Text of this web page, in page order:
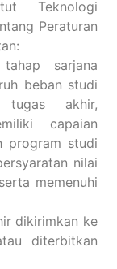
Teknologi
Peraturan
sarjana
beban studi
akhir,
capaian
program studi
nilai
memenuhi
dikirimkan ke
diterbitkan